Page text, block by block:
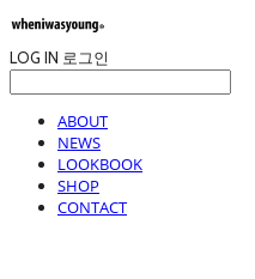
LOG IN 로그인
ABOUT
NEWS
LOOKBOOK
SHOP
CONTACT